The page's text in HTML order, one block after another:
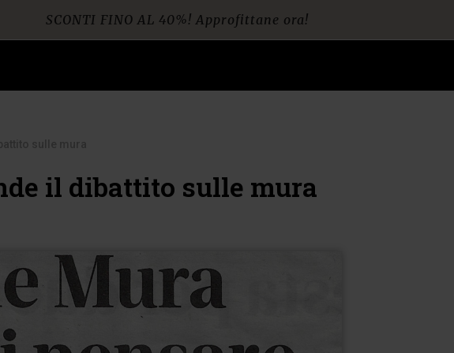
SCONTI FINO AL 40%! Approfittane ora!
il dibattito sulle mura